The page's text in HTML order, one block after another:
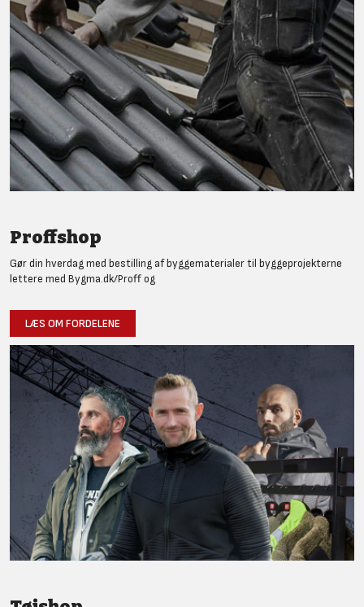
Proffshop
Gør din hverdag med bestilling af byggematerialer til byggeprojekterne
lettere med Bygma.dk/Proff og
LÆS OM FORDELENE